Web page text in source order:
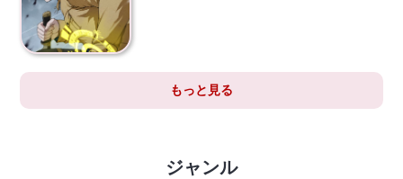
もっと見る
ジャンル